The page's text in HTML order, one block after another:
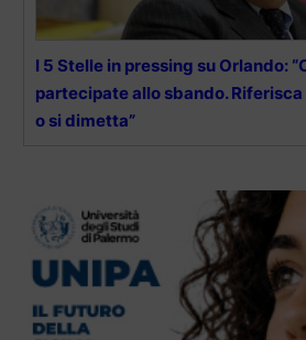
I 5 Stelle in pressing su Orlando:
partecipate allo sbando.
o si dimetta”